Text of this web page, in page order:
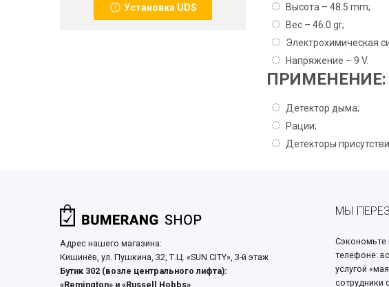
Установка UDS
Высота – 48.5 mm;
Вес – 46.0 gr;
Электрохимическая
Напряжение – 9 V.
ПРИМЕНЕНИЕ:
Детектор дыма;
Рации;
Детекторы
Адрес нашего магазина:
Кишинёв, ул. Пушкина, 32, Т.Ц. «SUN CITY», 3-й этаж
Бутик 302 (возле центрального лифта):
«Remington» и «Russell Hobbs»
МЫ
Сэкономьте
телефоне:
услугой
сотрудники